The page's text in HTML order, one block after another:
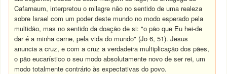
Cafarnaum, interpretou o milagre não no sentido de uma realeza
sobre Israel com um poder deste mundo no modo esperado pela
multidão, mas no sentido da doação de si: "o pão que Eu hei-de
dar é a minha carne, pela vida do mundo" (Jo 6, 51). Jesus
anuncia a cruz, e com a cruz a verdadeira multiplicação dos pães,
o pão eucarístico o seu modo absolutamente novo de ser rei, um
modo totalmente contrário às expectativas do povo.